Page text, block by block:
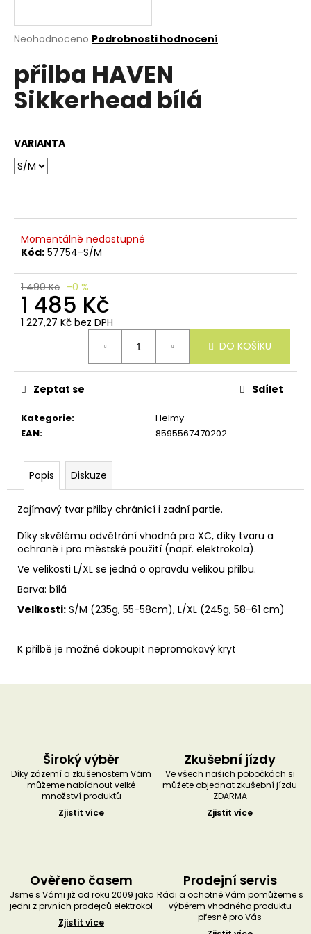
Průměrné
produktu
je
0,0
z
Neohodnoceno Podrobnosti hodnocení
přilba HAVEN
Sikkerhead bílá
VARIANTA
Momentálně nedostupné
Kód: 57754-S/M
1 490 Kč –0 %
1 485 Kč
1 227,27 Kč bez DPH
DO KOŠÍKU
Kategorie:
Helmy
EAN: 8595567470202
Zeptat se Sdílet
Popis Diskuze
Zajímavý tvar přilby chránící i zadní partie.
Díky skvělému odvětrání vhodná pro XC, díky tvaru a
ochraně i pro městské použití (např. elektrokola).
Ve velikosti L/XL se jedná o opravdu velikou přilbu.
Barva: bílá
Velikosti: S/M (235g, 55-58cm), L/XL (245g, 58-61 cm)
K přilbě je možné dokoupit nepromokavý kryt
Široký výběr
Díky zázemí a zkušenostem Vám
můžeme nabídnout velké
množství produktů
Zjistit více
Zkušební jízdy
Ve všech našich pobočkách si
můžete objednat zkušební jízdu
ZDARMA
Zjistit více
Ověřeno časem
Jsme s Vámi již od roku 2009 jako
jedni z prvních prodejců elektrokol
Zjistit více
Prodejní servis
Rádi a ochotně Vám pomůžeme s
výběrem vhodného produktu
přesně pro Vás
n
a
í
t
?
D
o
p
o
u
e